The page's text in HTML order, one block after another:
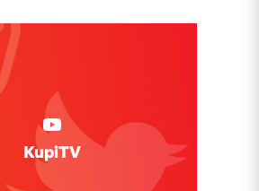
KupiTV